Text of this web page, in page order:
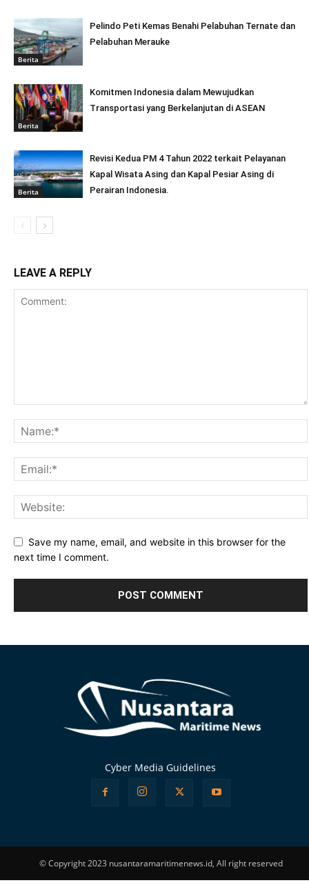
Berita
Pelindo Peti Kemas Benahi Pelabuhan Ternate dan
Pelabuhan Merauke
Berita
Komitmen Indonesia dalam Mewujudkan
Transportasi yang Berkelanjutan di ASEAN
Berita
Revisi Kedua PM 4 Tahun 2022 terkait Pelayanan
Kapal Wisata Asing dan Kapal Pesiar Asing di
Perairan Indonesia.
LEAVE A REPLY
Save my name, email, and website in this browser for the
next time I comment.
Cyber Media Guidelines
© Copyright 2023 nusantaramaritimenews.id, All right reserved